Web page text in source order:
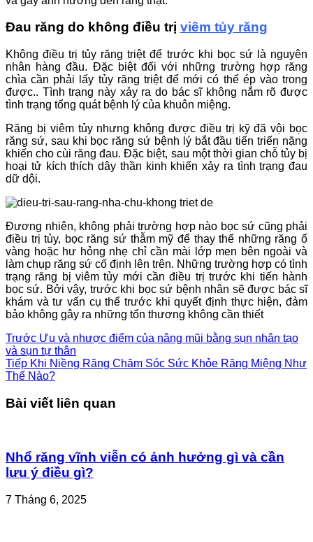
Đau răng do không điều trị viêm tủy răng
Không điều trị tủy răng triệt để trước khi bọc sứ là nguyên
nhân hàng đầu. Đặc biệt đối với những trường hợp răng
chìa cần phải lấy tủy răng triệt để mới có thể ép vào trong
được.. Tình trạng này xảy ra do bác sĩ không nắm rõ được
tình trạng tổng quát bệnh lý của khuôn miệng.
Răng bị viêm tủy nhưng không được điều trị kỹ đã vội bọc
răng sứ, sau khi bọc răng sứ bệnh lý bắt đầu tiến triển nặng
khiến cho cùi răng đau. Đặc biệt, sau một thời gian chỗ tủy bị
hoại tử kích thích dây thần kinh khiến xảy ra tình trạng đau
dữ dội.
Đương nhiên, không phải trường hợp nào bọc sứ cũng phải
điều trị tủy, bọc răng sứ thẫm mỹ để thay thế những răng ố
vàng hoặc hư hỏng nhẹ chỉ cần mài lớp men bên ngoài và
làm chụp răng sứ cố định lên trên. Những trường hợp có tình
trạng răng bị viêm tủy mới cần điều trị trước khi tiến hành
bọc sứ. Bởi vậy, trước khi bọc sứ bệnh nhân sẽ được bác sĩ
khám và tư vấn cụ thể trước khi quyết định thực hiện, đảm
bảo không gây ra những tổn thương không cần thiết
Trước Ưu và nhược điểm của nâng mũi bằng sụn nhân tạo
và sụn tự thân
Tiếp Khi Niềng Răng Chăm Sóc Sức Khỏe Răng Miệng Như
Thế Nào?
Bài viết liên quan
Nhổ răng vĩnh viễn có ảnh hưởng gì và cần
lưu ý điều gì?
7 Tháng 6, 2025